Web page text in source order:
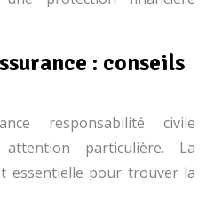
: conseils
responsabilité civile
particulière. La
essentielle pour trouver la